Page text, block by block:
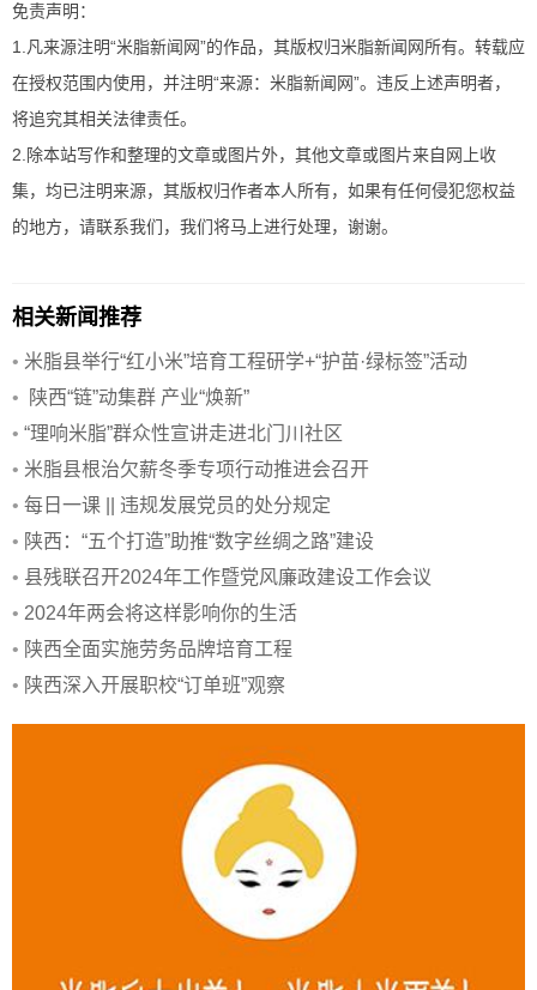
免责声明：
1.凡来源注明“米脂新闻网”的作品，其版权归米脂新闻网所有。转载应
在授权范围内使用，并注明“来源：米脂新闻网”。违反上述声明者，
将追究其相关法律责任。
2.除本站写作和整理的文章或图片外，其他文章或图片来自网上收
集，均已注明来源，其版权归作者本人所有，如果有任何侵犯您权益
的地方，请联系我们，我们将马上进行处理，谢谢。
相关新闻推荐
• 米脂县举行“红小米”培育工程研学+“护苗·绿标签”活动
•
陕西“链”动集群 产业“焕新”
• “理响米脂”群众性宣讲走进北门川社区
• 米脂县根治欠薪冬季专项行动推进会召开
• 每日一课 || 违规发展党员的处分规定
• 陕西：“五个打造”助推“数字丝绸之路”建设
• 县残联召开2024年工作暨党风廉政建设工作会议
• 2024年两会将这样影响你的生活
• 陕西全面实施劳务品牌培育工程
• 陕西深入开展职校“订单班”观察